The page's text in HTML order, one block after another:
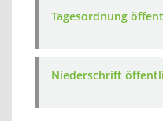
Tagesordnung
Niederschrift